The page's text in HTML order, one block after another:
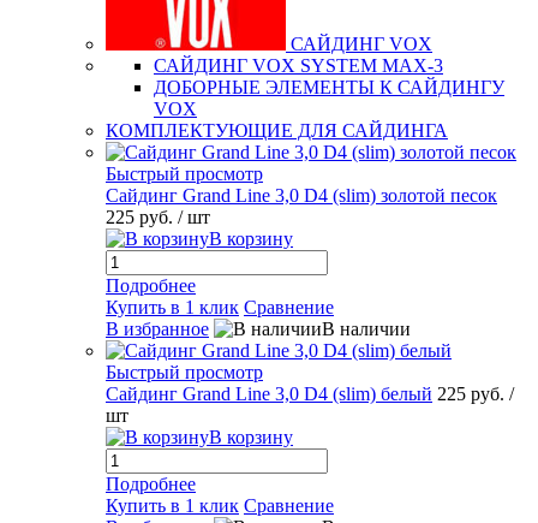
САЙДИНГ VOX
САЙДИНГ VOX SYSTEM MAX-3
ДОБОРНЫЕ ЭЛЕМЕНТЫ К САЙДИНГУ
VOX
КОМПЛЕКТУЮЩИЕ ДЛЯ САЙДИНГА
Быстрый просмотр
Сайдинг Grand Line 3,0 D4 (slim) золотой песок
225 руб. / шт
В корзину
Подробнее
Купить в 1 клик Сравнение
В избранное
В наличии
Быстрый просмотр
Сайдинг Grand Line 3,0 D4 (slim) белый 225 руб. /
шт
В корзину
Подробнее
Купить в 1 клик Сравнение